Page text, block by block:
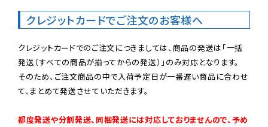
クレジットカードでご注文のお客様へ
クレジットカードでのご注文につきましては、商品の発送は「一括
発送（すべての商品が揃ってからの発送）」のみ対応となります。
そのため、ご注文商品の中で入荷予定日が一番遅い商品に合わせ
て、まとめて発送させていただきます。
都度発送や分割発送、同梱発送には対応しておりませんので、予め